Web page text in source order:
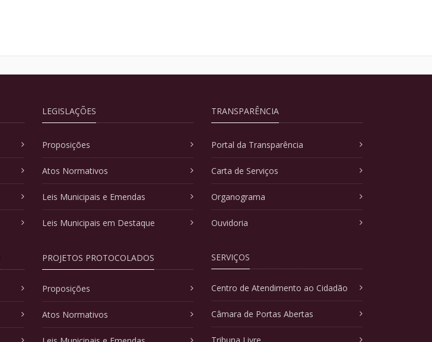
LEGISLAÇÕES
Proposições
Atos Normativos
Leis Municipais e Emendas
Leis Municipais em Destaque
PROJETOS PROTOCOLADOS
Proposições
Atos Normativos
TRANSPARÊNCIA
Portal da Transparência
Carta de Serviços
Organograma
Ouvidoria
SERVIÇOS
Centro de Atendimento ao Cidadão
Câmara de Portas Abertas